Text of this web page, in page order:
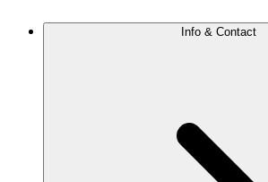
Info & Contact